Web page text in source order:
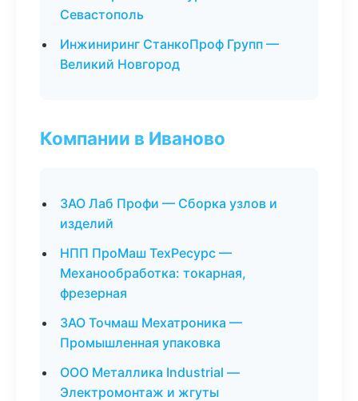
Севастополь
Инжиниринг СтанкоПроф Групп —
Великий Новгород
Компании в Иваново
ЗАО Лаб Профи — Сборка узлов и
изделий
НПП ПроМаш ТехРесурс —
Механообработка: токарная,
фрезерная
ЗАО Точмаш Мехатроника —
Промышленная упаковка
ООО Металлика Industrial —
Электромонтаж и жгуты